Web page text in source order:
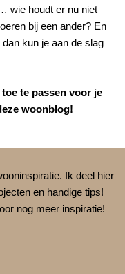
wie houdt er nu niet
bij een ander? En
kun je aan de slag
te passen voor je
woonblog!
Ik deel hier
en handige tips!
nog meer inspiratie!